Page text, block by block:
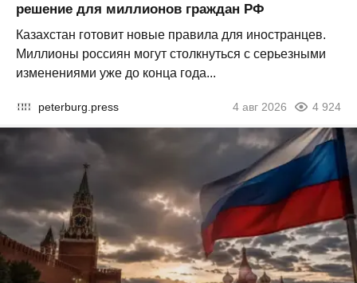
решение для миллионов граждан РФ
Казахстан готовит новые правила для иностранцев.
Миллионы россиян могут столкнуться с серьезными
изменениями уже до конца года...
peterburg.press 4 авг 2026 4 924